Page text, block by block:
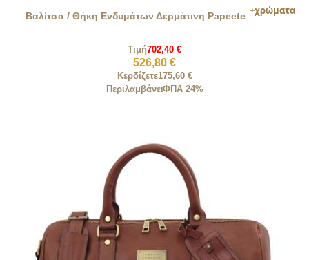
Βαλίτσα / Θήκη Ενδυμάτων Δερμάτινη Papeete
Τιμή702,40 €
526,80 €
Κερδίζετε175,60 €
ΠεριλαμβάνειΦΠΑ 24%